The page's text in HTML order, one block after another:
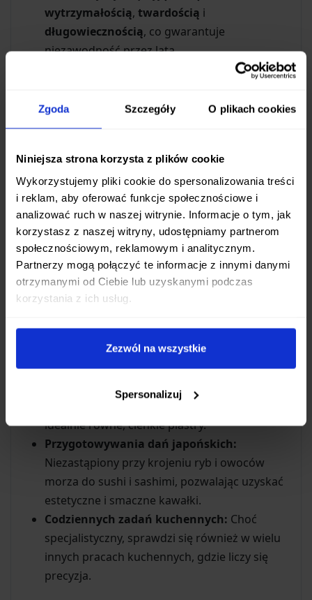
Zgoda Szczegóły O plikach cookies
Niniejsza strona korzysta z plików cookie
Wykorzystujemy pliki cookie do spersonalizowania treści
i reklam, aby oferować funkcje społecznościowe i
analizować ruch w naszej witrynie. Informacje o tym, jak
korzystasz z naszej witryny, udostępniamy partnerom
społecznościowym, reklamowym i analitycznym.
Partnerzy mogą połączyć te informacje z innymi danymi
otrzymanymi od Ciebie lub uzyskanymi podczas
korzystania z ich usług.
Zezwól na wszystkie
Spersonalizuj
wytrzymałością, twardością i
długowiecznością, co gwarantuje
niezawodność przez lata.
krojenie i plastrowanie, zapewniając gładkie i
czyste cięcia bez wysiłku.
z tworzywa sztucznego (ABS) w kolorze
czarnym, mocowana trzema solidnymi nitami,
zapewnia pewny i komfortowy chwyt,
minimalizując zmęczenie dłoni nawet podczas
długotrwałego użytkowania.
Idealny do zadań specjalnych
Nóż Fissman TANTO to wybór dla tych, którzy
Precyzyjnego plastrowania:
idealnie równe, cienkie plastry.
Przygotowywania dań japońskich:
Niezastąpiony przy krojeniu ryb i owoców
morza do sushi i sashimi, pozwalając uzyskać
estetyczne i smaczne kawałki.
Codziennych zadań kuchennych: Choć
specjalistyczny, sprawdzi się również w wielu
innych pracach kuchennych, gdzie liczy się
precyzja.